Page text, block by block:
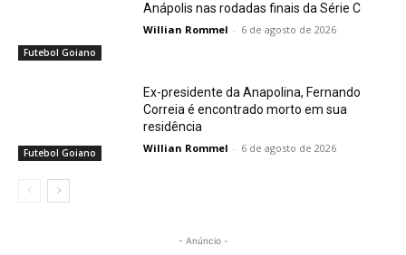
Futebol Goiano
Anápolis nas rodadas finais da Série C
Willian Rommel - 6 de agosto de 2026
Futebol Goiano
Ex-presidente da Anapolina, Fernando
Correia é encontrado morto em sua
residência
Willian Rommel - 6 de agosto de 2026
- Anúncio -